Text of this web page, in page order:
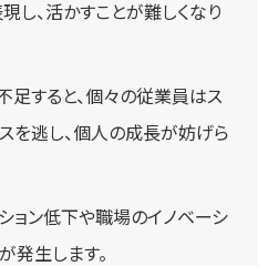
し、活かすことが難しくなり
足すると、個々の従業員はス
を逃し、個人の成長が妨げら
ョン低下や職場のイノベーシ
発生します。